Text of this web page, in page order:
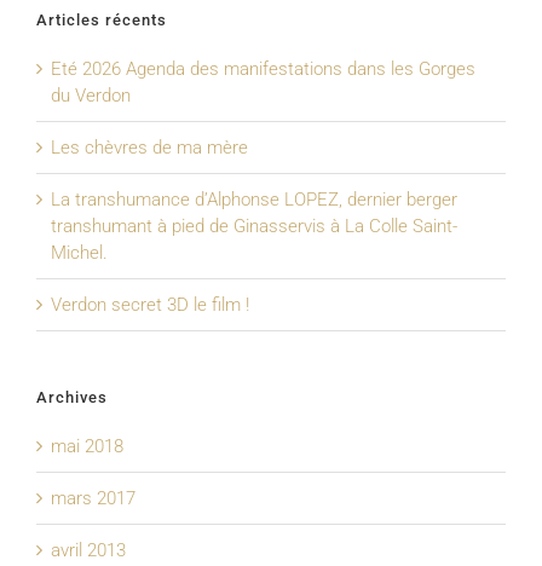
Articles récents
Eté 2026 Agenda des manifestations dans les Gorges
du Verdon
Les chèvres de ma mère
La transhumance d’Alphonse LOPEZ, dernier berger
transhumant à pied de Ginasservis à La Colle Saint-
Michel.
Verdon secret 3D le film !
Archives
mai 2018
mars 2017
avril 2013